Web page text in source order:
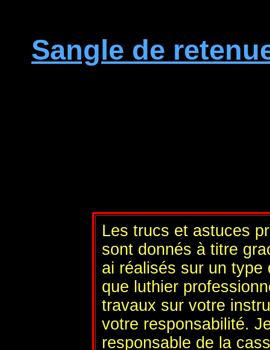
Sangle de
Les trucs et astuces
sont donnés à titre
ai réalisés sur un type
que luthier
travaux sur votre
votre responsabilité.
responsable de la